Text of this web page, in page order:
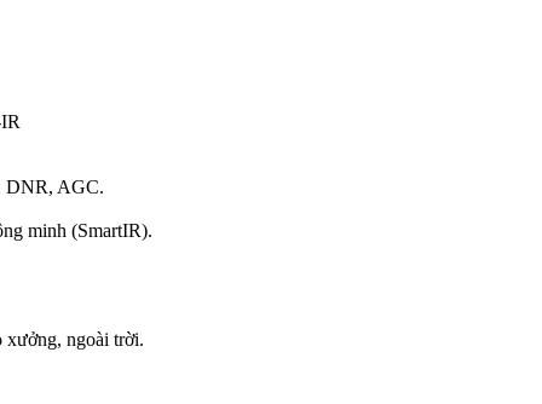
DNR, AGC.
minh (SmartIR).
ngoài trời.